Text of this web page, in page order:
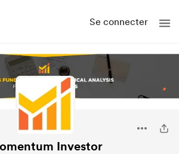
Se connecter
Investor